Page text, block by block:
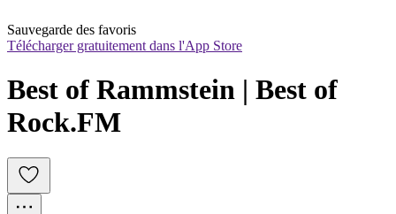
Sauvegarde des favoris
Télécharger gratuitement dans l'App Store
Best of Rammstein | Best of
Rock.FM